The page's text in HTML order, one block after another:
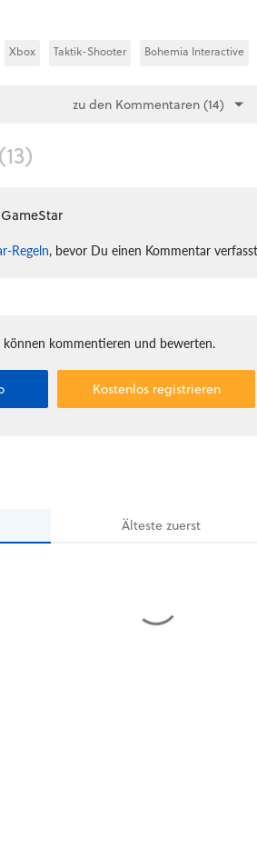
Xbox Taktik-Shooter Bohemia Interactive
zu den Kommentaren (14)
(13)
Regeln, bevor Du einen Kommentar
kommentieren und bewerten.
Kostenlos registrieren
Ältestezuerst